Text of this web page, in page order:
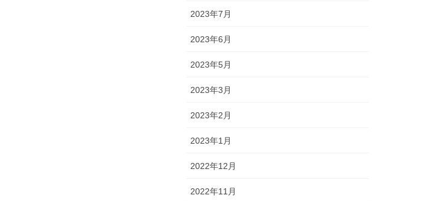
2023年7月
2023年6月
2023年5月
2023年3月
2023年2月
2023年1月
2022年12月
2022年11月